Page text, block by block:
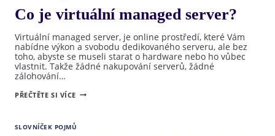
POMALÝ
Co je virtuální managed server?
Virtuální managed server, je online prostředí, které Vám
nabídne výkon a svobodu dedikovaného serveru, ale bez
toho, abyste se museli starat o hardware nebo ho vůbec
vlastnit. Takže žádné nakupování serverů, žádné
zálohování…
PŘEČTĚTE SI VÍCECO
JE
SERVER?
SLOVNÍČEK POJMŮ